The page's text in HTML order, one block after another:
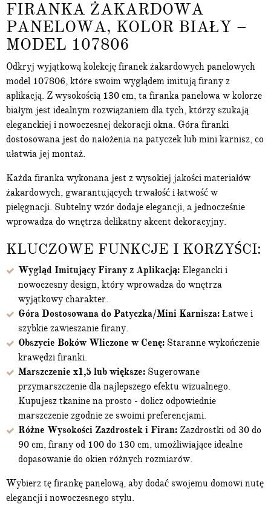
FIRANKA ŻAKARDOWA
PANELOWA, KOLOR BIAŁY –
MODEL 107806
Odkryj wyjątkową kolekcję firanek żakardowych panelowych
model 107806, które swoim wyglądem imitują firany z
aplikacją. Z wysokością 130 cm, ta firanka panelowa w kolorze
białym jest idealnym rozwiązaniem dla tych, którzy szukają
eleganckiej i nowoczesnej dekoracji okna. Góra firanki
dostosowana jest do nałożenia na patyczek lub mini karnisz, co
ułatwia jej montaż.
Każda firanka wykonana jest z wysokiej jakości materiałów
żakardowych, gwarantujących trwałość i łatwość w
pielęgnacji. Subtelny wzór dodaje elegancji, a jednocześnie
wprowadza do wnętrza delikatny akcent dekoracyjny.
KLUCZOWE FUNKCJE I KORZYŚCI:
Wygląd Imitujący Firany z Aplikacją: Elegancki i
nowoczesny design, który wprowadza do wnętrza
wyjątkowy charakter.
Góra Dostosowana do Patyczka/Mini Karnisza: Łatwe i
szybkie zawieszanie firany.
Obszycie Boków Wliczone w Cenę: Staranne wykończenie
krawędzi firanki.
Marszczenie x1,5 lub większe: Sugerowane
przymarszczenie dla najlepszego efektu wizualnego.
Kupujesz tkanine na prosto - dolicz odpowiednie
marszczenie zgodnie ze swoimi preferencjami.
Różne Wysokości Zazdrostek i Firan: Zazdrostki od 30 do
90 cm, firany od 100 do 130 cm, umożliwiające idealne
dopasowanie do okien różnych rozmiarów.
Wybierz tę firankę panelową, aby dodać swojemu domowi nutę
elegancji i nowoczesnego stylu.